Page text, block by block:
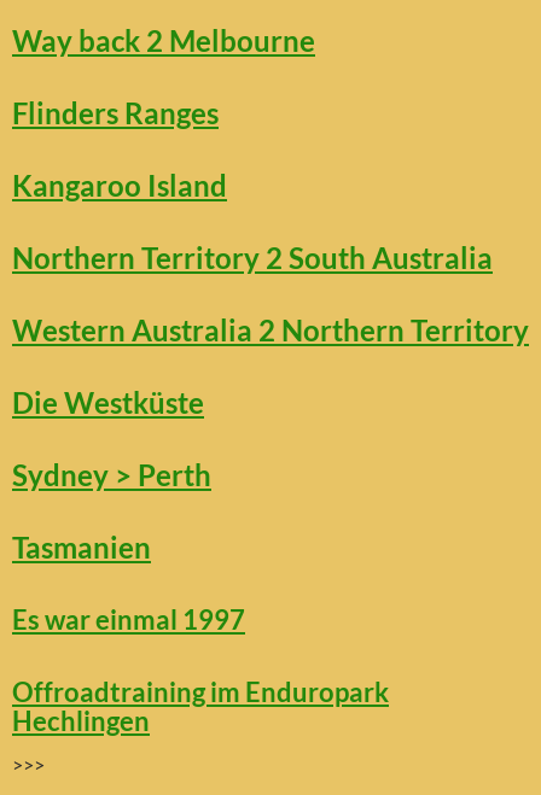
Way back 2 Melbourne
Flinders Ranges
Kangaroo Island
Northern Territory 2 South Australia
Western Australia 2 Northern Territory
Die Westküste
Sydney > Perth
Tasmanien
Es war einmal 1997
Offroadtraining im Enduropark
Hechlingen
>>>